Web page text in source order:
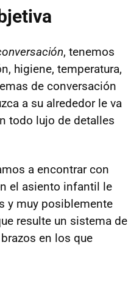
, tenemos
higiene, temperatura,
de conversación
a su alrededor le va
todo lujo de detalles
a encontrar con
el asiento infantil le
y muy posiblemente
resulte un sistema de
en los que